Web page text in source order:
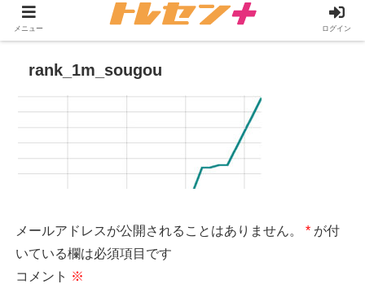
rank_1m_sougou
メールアドレスが公開されることはありません。 * が付
いている欄は必須項目です
コメント ※
メニュー ログイン